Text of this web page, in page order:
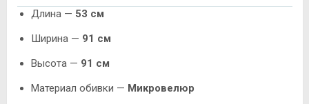
Длина — 53 см
Ширина — 91 см
Высота — 91 см
Материал обивки — Микровелюр